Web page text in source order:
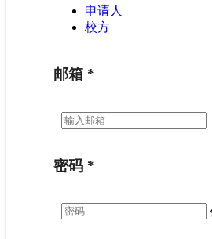
申请人
校方
邮箱 *
密码 *